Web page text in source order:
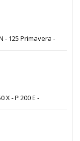
- 125 Primavera -
X - P 200 E -